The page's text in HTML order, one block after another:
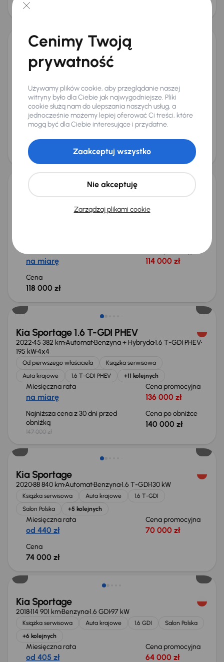
94 000 zł
Kia Sportage 1.6 T-GDI MHEV
202248 480 km AutomatBenzyna + Hybryda
132 kW
4x4
Od pierwszego właściciela
Książka serwisowa
Auta krajowe
1.6 T-GDI MHEV +10 kolejnych
Miesięczna rata
na miarę
Cena promocyjna
111 000 zł
obniżką
116 000 zł
Kia Sportage 1.6 T-GDI MHEV
AutomatBenzyna + Hybryda
na miarę 114 000 zł
Cena
118 000 zł
Taniej o 7 000 zł
Kia Sportage 1.6 T-GDI PHEV
202245 382 kmAutomatBenzyna + Hybryda1.6 T-GDI PHEV
195 kW4x4
Od pierwszego właściciela
Książka serwisowa
Auta krajowe
1.6 T-GDI PHEV +11 kolejnych
Miesięczna rata
na miarę
Cena promocyjna
136 000 zł
Najniższa cena z 30 dni przed
obniżką
147 000 zł
Cena po obniżce
140 000 zł
Kia Sportage
202088 840 kmAutomatBenzyna1.6 T-GDI130 kW
Książka serwisowa Auta krajowe
1.6 T-GDI
Salon Polska
+5 kolejnych
Miesięczna rata
od 440 zł
Cena promocyjna
70 000 zł
Cena
74 000 zł
Kia Sportage
2018114 901 kmBenzyna1.6 GDI97 kW
Książka serwisowa Auta krajowe 1.6 GDI
Salon Polska
+6 kolejnych
Miesięczna rata
od 405 zł
Cena promocyjna
64 000 zł
Cenimy Twoją
prywatność
Używamy plików cookie, aby przeglądanie naszej
witryny było dla Ciebie jak najwygodniejsze. Pliki
cookie służą nam do ulepszania naszych usług, a
jednocześnie możemy lepiej oferować Ci treści, które
mogą być dla Ciebie interesujące i przydatne.
Zarządzaj plikami cookie
Nie akceptuję
Zaakceptuj wszystko